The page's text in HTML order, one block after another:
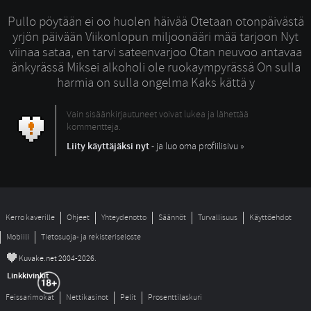
Pullo pöytään ei oo huolen häivää Otetaan otonpäivästä
yrjön päivään Viikonlopun miljoonääri mää tarjoon Nyt
viinaa sataa, en tarvi sateenvarjoo Otan neuvoo antavaa
änkyrässä Miksei alkoholi ole ruokaympyrässä On sulla
harmia on sulla ongelma Kaks kättä y
Vain sisäänkirjautuneet voivat lukea ja lähettää
kommentteja.
Liity käyttäjäksi nyt- ja luo oma profiilisivu »
Kerro kaverille Ohjeet Yhteydenotto Säännöt Turvallisuus
Käyttöehdot
Mobiili
Tietosuoja- ja rekisteriseloste
© Kuvake.net 2004-2026.
Linkkivinkit
Feissarimokat Nettikasinot Pelit Prosenttilaskuri